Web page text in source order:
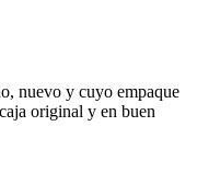
nuevo y cuyo empaque
original y en buen